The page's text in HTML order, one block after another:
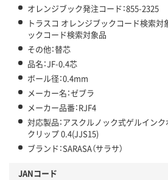
オレンジブック発注コード：855-2325
トラスコ オレンジブックコード検索対
ックコード検索対象品
その他：替芯
品名：JF-0.4芯
ボール径：0.4mm
メーカー名：ゼブラ
メーカー品番：RJF4
対応製品：アスクルノック式ゲルイン
クリップ 0.4(JJS15)
ブランド：SARASA（サラサ）
JANコード